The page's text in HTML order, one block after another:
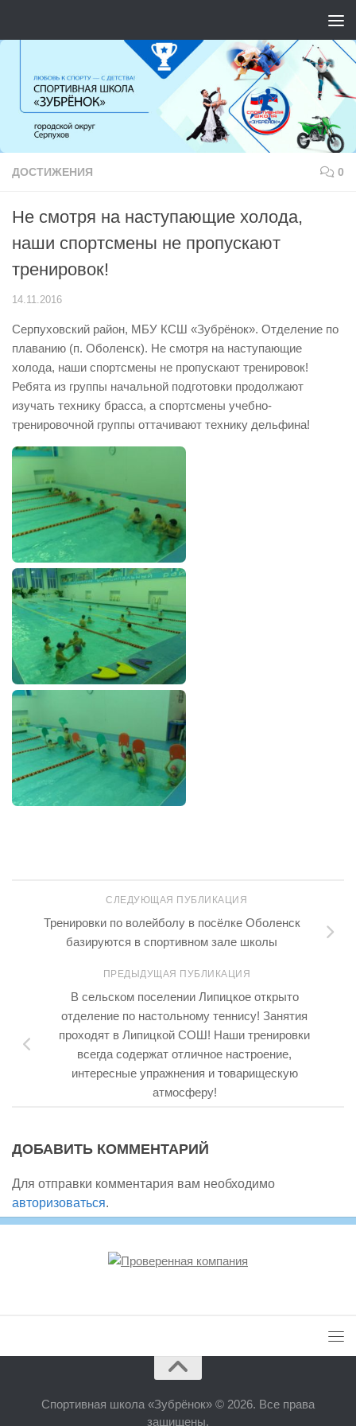
ДОСТИЖЕНИЯ 0
Не смотря на наступающие холода,
наши спортсмены не пропускают
тренировок!
14.11.2016
Серпуховский район, МБУ КСШ «Зубрёнок». Отделение по
плаванию (п. Оболенск). Не смотря на наступающие
холода, наши спортсмены не пропускают тренировок!
Ребята из группы начальной подготовки продолжают
изучать технику брасса, а спортсмены учебно-
тренировочной группы оттачивают технику дельфина!
СЛЕДУЮЩАЯ ПУБЛИКАЦИЯ
Тренировки по волейболу в посёлке Оболенск
базируются в спортивном зале школы
ПРЕДЫДУЩАЯ ПУБЛИКАЦИЯ
В сельском поселении Липицкое открыто
отделение по настольному теннису! Занятия
проходят в Липицкой СОШ! Наши тренировки
всегда содержат отличное настроение,
интересные упражнения и товарищескую
атмосферу!
ДОБАВИТЬ КОММЕНТАРИЙ
Для отправки комментария вам необходимо
авторизоваться.
Спортивная школа «Зубрёнок» © 2026. Все права
защищены.